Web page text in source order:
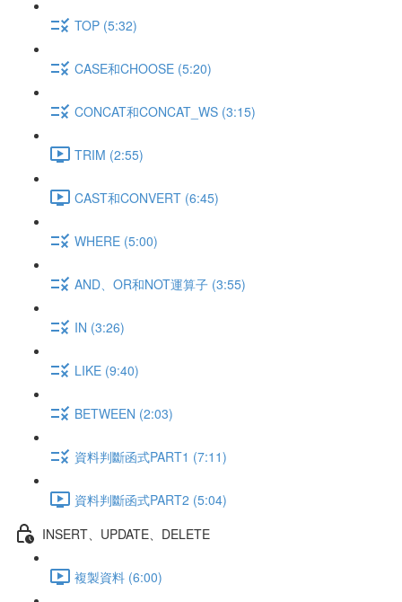
TOP (5:32)
CASE和CHOOSE (5:20)
CONCAT和CONCAT_WS (3:15)
TRIM (2:55)
CAST和CONVERT (6:45)
WHERE (5:00)
AND、OR和NOT運算子 (3:55)
IN (3:26)
LIKE (9:40)
BETWEEN (2:03)
資料判斷函式PART1 (7:11)
資料判斷函式PART2 (5:04)
INSERT、UPDATE、DELETE
複製資料 (6:00)